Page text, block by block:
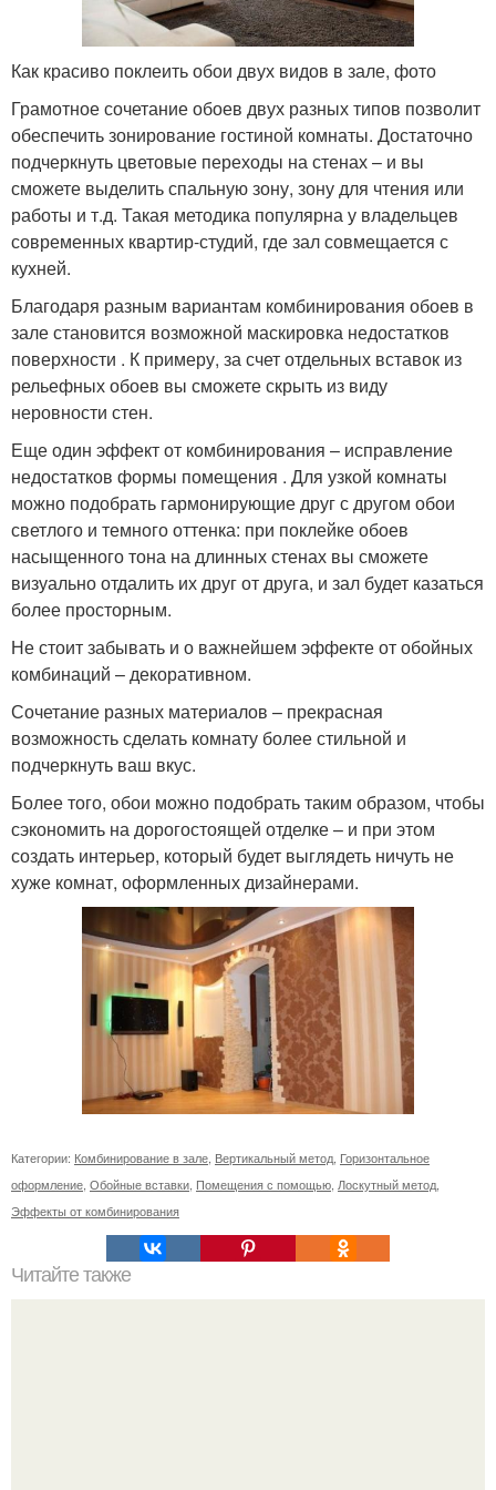
Как красиво поклеить обои двух видов в зале, фото
Грамотное сочетание обоев двух разных типов позволит
обеспечить зонирование гостиной комнаты. Достаточно
подчеркнуть цветовые переходы на стенах – и вы
сможете выделить спальную зону, зону для чтения или
работы и т.д. Такая методика популярна у владельцев
современных квартир-студий, где зал совмещается с
кухней.
Благодаря разным вариантам комбинирования обоев в
зале становится возможной маскировка недостатков
поверхности . К примеру, за счет отдельных вставок из
рельефных обоев вы сможете скрыть из виду
неровности стен.
Еще один эффект от комбинирования – исправление
недостатков формы помещения . Для узкой комнаты
можно подобрать гармонирующие друг с другом обои
светлого и темного оттенка: при поклейке обоев
насыщенного тона на длинных стенах вы сможете
визуально отдалить их друг от друга, и зал будет казаться
более просторным.
Не стоит забывать и о важнейшем эффекте от обойных
комбинаций – декоративном.
Сочетание разных материалов – прекрасная
возможность сделать комнату более стильной и
подчеркнуть ваш вкус.
Более того, обои можно подобрать таким образом, чтобы
сэкономить на дорогостоящей отделке – и при этом
создать интерьер, который будет выглядеть ничуть не
хуже комнат, оформленных дизайнерами.
Категории: Комбинирование в зале, Вертикальный метод, Горизонтальное
оформление, Обойные вставки, Помещения с помощью, Лоскутный метод,
Эффекты от комбинирования
Читайте также